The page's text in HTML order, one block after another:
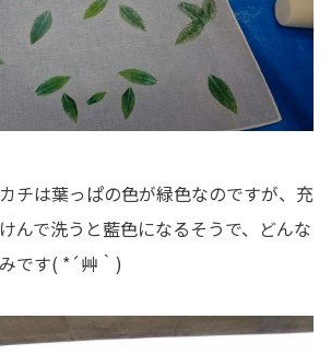
チは葉っぱの色が緑色なのですが、充
んで洗うと藍色になるそうで、どんな
です( *´艸｀)